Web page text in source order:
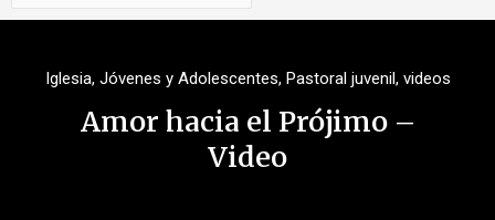
Iglesia, Jóvenes y Adolescentes, Pastoral juvenil, videos
Amor hacia el Prójimo –
Video